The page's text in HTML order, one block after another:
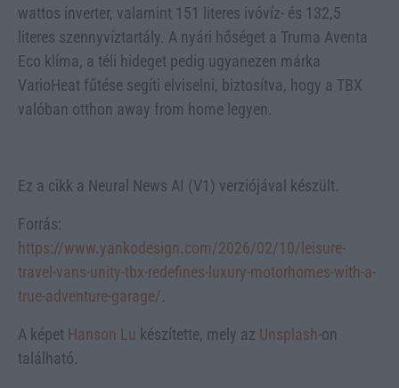
wattos inverter, valamint 151 literes ivóvíz- és 132,5
literes szennyvíztartály. A nyári hőséget a Truma Aventa
Eco klíma, a téli hideget pedig ugyanezen márka
VarioHeat fűtése segíti elviselni, biztosítva, hogy a TBX
valóban otthon away from home legyen.
Ez a cikk a Neural News AI (V1) verziójával készült.
Forrás:
https://www.yankodesign.com/2026/02/10/leisure-
travel-vans-unity-tbx-redefines-luxury-motorhomes-with-a-
true-adventure-garage/.
A képet Hanson Lu készítette, mely az Unsplash-on
található.